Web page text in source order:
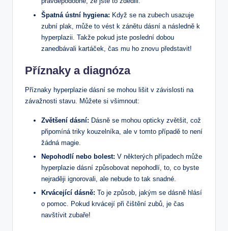
Špatná ústní hygiena: Když se na zubech usazuje
zubní plak, může to vést k zánětu dásní a následně k
hyperplazii. Takže pokud jste poslední dobou
zanedbávali kartáček, čas mu ho znovu představit!
Příznaky a diagnóza
Příznaky hyperplazie dásní se mohou lišit v závislosti na
závažnosti stavu. Můžete si všimnout:
Zvětšení dásní: Dásně se mohou opticky zvětšit, což
připomíná triky kouzelníka, ale v tomto případě to není
žádná magie.
Nepohodlí nebo bolest: V některých případech může
hyperplazie dásní způsobovat nepohodlí, to, co byste
nejraději ignorovali, ale nebude to tak snadné.
Krvácející dásně: To je způsob, jakým se dásně hlásí
o pomoc. Pokud krvácejí při čištění zubů, je čas
navštívit zubaře!